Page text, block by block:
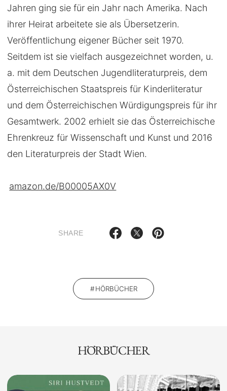
Jahren ging sie für ein Jahr nach Amerika. Nach
ihrer Heirat arbeitete sie als Übersetzerin.
Veröffentlichung eigener Bücher seit 1970.
Seitdem ist sie vielfach ausgezeichnet worden, u.
a. mit dem Deutschen Jugendliteraturpreis, dem
Österreichischen Staatspreis für Kinderliteratur
und dem Österreichischen Würdigungspreis für ihr
Gesamtwerk. 2002 erhielt sie das Österreichische
Ehrenkreuz für Wissenschaft und Kunst und 2016
den Literaturpreis der Stadt Wien.
amazon.de/B00005AX0V
SHARE
HÖRBÜCHER
HÖRBÜCHER